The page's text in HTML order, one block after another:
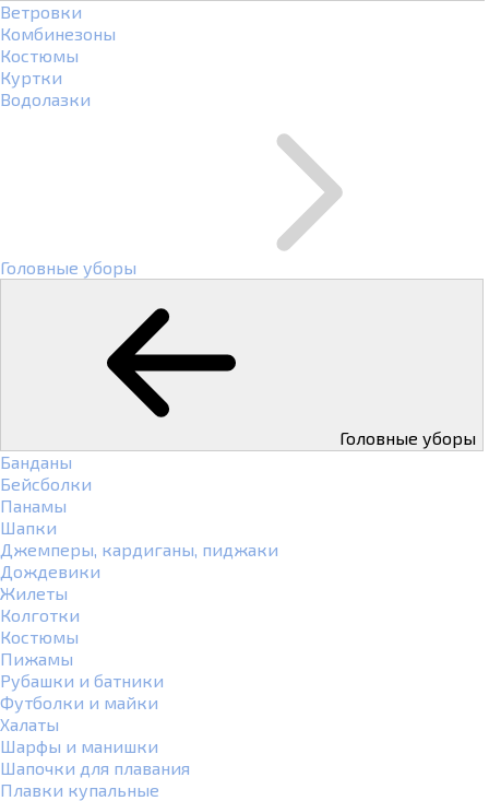
Ветровки
Комбинезоны
Костюмы
Куртки
Водолазки
Головные уборы
Головные уборы
Банданы
Бейсболки
Панамы
Шапки
Джемперы, кардиганы, пиджаки
Дождевики
Жилеты
Колготки
Костюмы
Пижамы
Рубашки и батники
Футболки и майки
Халаты
Шарфы и манишки
Шапочки для плавания
Плавки купальные